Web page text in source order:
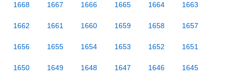
1668 1667 1666 1665 1664 1663
1662 1661 1660 1659 1658 1657
1656 1655 1654 1653 1652 1651
1650 1649 1648 1647 1646 1645